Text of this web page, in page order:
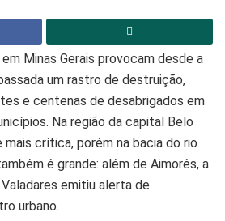
Minas Gerais provocam desde a
um rastro de destruição,
e centenas de desabrigados em
Na região da capital Belo
crítica, porém na bacia do rio
é grande: além de Aimorés, a
emitiu alerta de
urbano.